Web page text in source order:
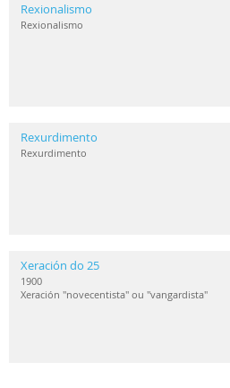
Rexionalismo
Rexionalismo
Rexurdimento
Rexurdimento
Xeración do 25
1900
Xeración "novecentista" ou "vangardista"